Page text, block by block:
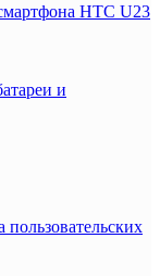
HTC U23
и